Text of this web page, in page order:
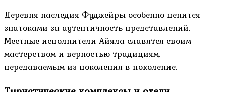
Деревня наследия Фуджейры особенно ценится
знатоками за аутентичность представлений.
Местные исполнители Айяла славятся своим
мастерством и верностью традициям,
передаваемым из поколения в поколение.